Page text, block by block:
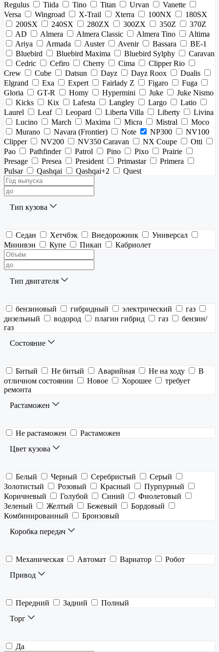
Regulus
Tiida Tino Titan Urvan
Vanette
Versa
Wingroad X-Trail Xterra 100NX
180SX
200SX
240SX 280ZX 300ZX 350Z
370Z
AD
Almera Almera Classic Almera Tino
Altima
Ariya
Armada Auster Avenir Bassara
BE-1
Bluebird
Bluebird Maxima Bluebird Sylphy
Caravan
Cedric
Cefiro Cherry Cima
Clipper Rio
Crew
Cube Datsun Dayz Dayz Roox
Dualis
Elgrand
Exa Expert Fairlady Z Figaro
Fuga
Gloria
GT-R Homy Hypermini Juke
Juke Nismo
Kicks
Kix Lafesta Langley Largo
Latio
Laurel
Leaf Leopard Liberta Villa Liberty
Livina
Lucino
March Maxima Micra Mistral
Moco
Murano
Navara (Frontier) Note NP300
NV100
Clipper
NV200 NV350 Caravan NX Coupe
Otti
Pao
Pathfinder Patrol Pino Pixo
Prairie
Presage
Presea President Primastar
Primera
Pulsar
Qashqai Qashqai+2 Quest
Тип кузова
Седан Хетчбэк Внедорожник
Универсал
Минивэн
Купе Пикап Кабриолет
Тип двигателя
бензиновый гибридный электрический
газ
дизельный
водород плагин гибрид газ
бензин/
газ
Состояние
Битый Не битый Аварийная Не на ходу
В
отличном состоянии
Новое Хорошее
требует
ремонта
Растаможен
Не растаможен
Растаможен
Цвет кузова
Белый Черный Серебристый
Серый
Золотистый
Розовый Красный
Пурпурный
Коричневый
Голубой Синий
Фиолетовый
Зеленый
Желтый Бежевый
Бордовый
Комбинированный
Бронзовый
Коробка передач
Механическая Автомат Вариатор
Робот
Привод
Передний Задний
Полный
Торг
Да